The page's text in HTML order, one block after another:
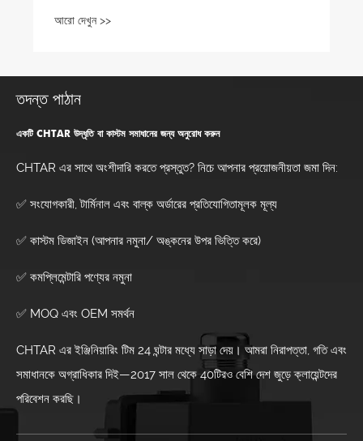
আরো দেখুন >>
তদন্ত পাঠান
একটি CHTAR উদ্ধৃতি বা কাস্টম সমাধানের জন্য অনুরোধ করুন
CHTAR এর সাথে অংশীদারি করতে প্রস্তুত? নিচে আপনার প্রয়োজনীয়তা জমা দিন:
✅ সংযোগকারী, টার্মিনাল এবং বাল্ক অর্ডারের প্রতিযোগিতামূলক মূল্য
✅ কাস্টম ডিজাইন (আপনার নমুনা/ অঙ্কনের উপর ভিত্তি করে)
✅ কমপ্লিমেন্টারি পণ্যের নমুনা
✅ MOQ এবং OEM সমর্থন
CHTAR এর ইঞ্জিনিয়ারিং টিম 24 ঘন্টার মধ্যে সাড়া দেয়। আমরা নিরাপত্তা, গতি এবং
সমাধানকে অগ্রাধিকার দিই—2017 সাল থেকে 40টিরও বেশি দেশ জুড়ে ক্লায়েন্টদের
পরিবেশন করছি।